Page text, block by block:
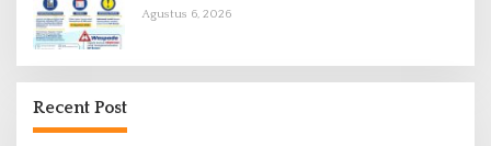
Agustus 6, 2026
Recent Post